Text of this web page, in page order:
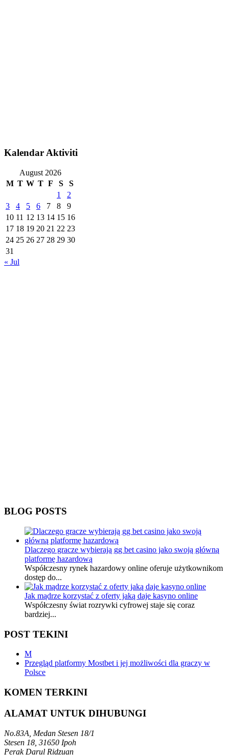
Kalendar Aktiviti
August 2026
M T W T F S
S
1
2
3
4 5 6 7 8
9
10 11 12 13 14 15 16
17 18 19 20 21 22 23
24 25 26 27 28 29 30
31
« Jul
BLOG POSTS
Dlaczego gracze wybierają gg bet casino jako swoją główną
platformę hazardową
Współczesny rynek hazardowy online oferuje użytkownikom
dostęp do...
Jak mądrze korzystać z oferty jaką daje kasyno online
Współczesny świat rozrywki cyfrowej staje się coraz
bardziej...
POST TEKINI
M
Przegląd platformy Mostbet i jej możliwości dla graczy w
Polsce
KOMEN TERKINI
ALAMAT UNTUK DIHUBUNGI
No.83A, Medan Stesen 18/1
Stesen 18, 31650 Ipoh
Perak Darul Ridzuan